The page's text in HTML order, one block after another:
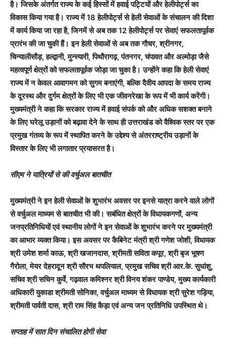
है। जिसके अंतर्गत राज्य के कई हिस्सों में हवाई पट्टियों और हेलीपोर्ट्स का
विकास किया गया है। राज्य में 18 हेलीपोर्ट्स से हेली सेवाओं के संचालन की दिशा
में कार्य किया जा रहा है, जिनमें से अब तक 12 हेलीपोर्ट्स पर सेवाएं सफलतापूर्वक
प्रारंभ की जा चुकी हैं। इन हेली सेवाओं से अब तक गौचर, श्रीनगर,
चिन्यालीसौड़, हल्द्वानी, मुन्स्यारी, पिथौरागढ़, पंतनगर, चंपावत और अल्मोड़ा जैसे
महत्वपूर्ण क्षेत्रों को सफलतापूर्वक जोड़ा जा चुका है। उन्होंने कहा कि हेली सेवाएं
राज्य में न केवल आवागमन को सुगम बनाएंगी, बल्कि दैवीय आपदा के समय राज्य
के दूरस्थ और दुर्गम क्षेत्रों के लिए भी एक जीवनरेखा के रूप में भी कार्य करेंगी।
मुख्यमंत्री ने कहा कि सरकार राज्य में हवाई संपर्क को और अधिक सशक्त बनाने
के लिए घरेलू उड़ानों को बढ़ावा देने के साथ ही उत्तराखंड को वैश्विक स्तर पर एक
प्रमुख गंतव्य के रूप में स्थापित करने के उद्देश्य से अंतरराष्ट्रीय उड़ानों के
विस्तार के लिए भी लगातार प्रयासरत है।
सीएम ने यात्रियों से की वर्चुअल बातचीत
मुख्यमंत्री ने इन हेली सेवाओं के शुभारंभ अवसर पर इनसे यात्रा करने वाले लोगों
से वर्चुअल माध्यम से बातचीत भी की। सबंधित क्षेत्रों के विधायकगणों, अन्य
जनप्रतिनिधियों एवं स्थानीय लोगों ने इन सेवाओं के शुभारंभ करने पर मुख्यमंत्री
का आभार व्यक्त किया। इस अवसर पर कैबिनेट मंत्री श्री गणेश जोशी, विधायक
श्री उमेश शर्मा काऊ, श्री खजानदास, श्रीमती सविता कपूर, श्री बृज भूषण
गैरोला, मेयर देहरादून श्री सौरभ थपलियाल, प्रमुख सचिव श्री आर.के. सुधांशु,
सचिव श्री सचिन कुर्वे, गढ़वाल कमिश्नर श्री विनय शंकर पाण्डेय, मुख्य कार्यकारी
अधिकारी युकाडा श्रीमती सोनिका, वर्चुअल माध्यम से विधायक श्री सुरेश गड़िया,
श्रीमती पार्वती दास, श्री राम सिंह कैड़ा एवं अन्य जन प्रतिनिधि उपस्थित थे।
सप्ताह में सात दिन संचालित होगी सेवा